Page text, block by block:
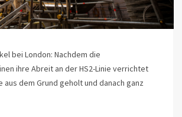
bei London: Nachdem die
ihre Abreit an der HS2-Linie verrichtet
aus dem Grund geholt und danach ganz